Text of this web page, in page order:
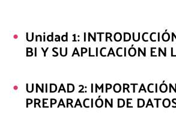
Unidad 1:
BI Y SU APLICACIÓN EN
UNIDAD 2:
PREPARACIÓN DE